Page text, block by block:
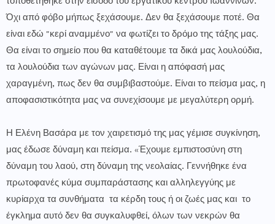
Όχι από φόβο μήπως ξεχάσουμε. Δεν θα ξεχάσουμε ποτέ. Θα
είναι εδώ "κερί αναμμένο" να φωτίζει το δρόμο της τάξης μας.
Θα είναι το σημείο που θα καταθέτουμε τα δικά μας λουλούδια,
τα λουλούδια των αγώνων μας. Είναι η απόφασή μας
χαραγμένη, πως δεν θα συμβιβαστούμε. Είναι το πείσμα μας, η
αποφασιστικότητα μας να συνεχίσουμε με μεγαλύτερη ορμή.
Η Ελένη Βασάρα με τον χαιρετισμό της μας γέμισε συγκίνηση,
μας έδωσε δύναμη και πείσμα. «Έχουμε εμπιστοσύνη στη
δύναμη του λαού, στη δύναμη της νεολαίας. Γεννήθηκε ένα
πρωτοφανές κύμα συμπαράστασης και αλληλεγγύης με
κυρίαρχα τα συνθήματα τα κέρδη τους ή οι ζωές μας και το
έγκλημα αυτό δεν θα συγκαλυφθεί, όλων των νεκρών θα